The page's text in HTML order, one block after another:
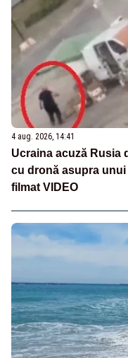
4 aug. 2026, 14:41
Ucraina acuză Rusia
cu dronă asupra
filmat VIDEO